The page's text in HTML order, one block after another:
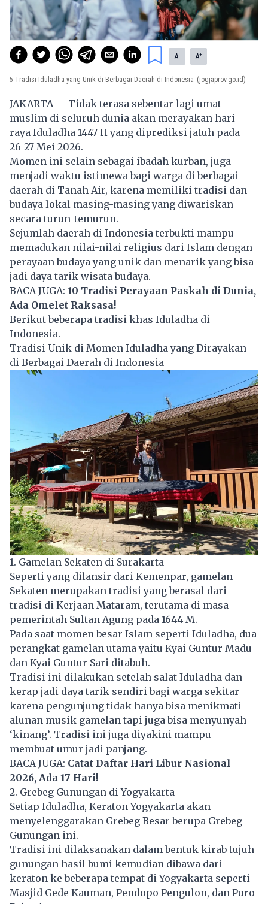
A- A+
5 Tradisi Iduladha yang Unik di Berbagai Daerah di Indonesia (jogjaprov.go.id)
JAKARTA — Tidak terasa sebentar lagi umat
muslim di seluruh dunia akan merayakan hari
raya Iduladha 1447 H yang diprediksi jatuh pada
26-27 Mei 2026.
Momen ini selain sebagai ibadah kurban, juga
menjadi waktu istimewa bagi warga di berbagai
daerah di Tanah Air, karena memiliki tradisi dan
budaya lokal masing-masing yang diwariskan
secara turun-temurun.
Sejumlah daerah di Indonesia terbukti mampu
memadukan nilai-nilai religius dari Islam dengan
perayaan budaya yang unik dan menarik yang bisa
jadi daya tarik wisata budaya.
BACA JUGA: 10 Tradisi Perayaan Paskah di Dunia,
Ada Omelet Raksasa!
Berikut beberapa tradisi khas Iduladha di
Indonesia.
Tradisi Unik di Momen Iduladha yang Dirayakan
di Berbagai Daerah di Indonesia
1. Gamelan Sekaten di Surakarta
Seperti yang dilansir dari Kemenpar, gamelan
Sekaten merupakan tradisi yang berasal dari
tradisi di Kerjaan Mataram, terutama di masa
pemerintah Sultan Agung pada 1644 M.
Pada saat momen besar Islam seperti Iduladha, dua
perangkat gamelan utama yaitu Kyai Guntur Madu
dan Kyai Guntur Sari ditabuh.
Tradisi ini dilakukan setelah salat Iduladha dan
kerap jadi daya tarik sendiri bagi warga sekitar
karena pengunjung tidak hanya bisa menikmati
alunan musik gamelan tapi juga bisa menyunyah
‘kinang’. Tradisi ini juga diyakini mampu
membuat umur jadi panjang.
BACA JUGA: Catat Daftar Hari Libur Nasional
2026, Ada 17 Hari!
2. Grebeg Gunungan di Yogyakarta
Setiap Iduladha, Keraton Yogyakarta akan
menyelenggarakan Grebeg Besar berupa Grebeg
Gunungan ini.
Tradisi ini dilaksanakan dalam bentuk kirab tujuh
gunungan hasil bumi kemudian dibawa dari
keraton ke beberapa tempat di Yogyakarta seperti
Masjid Gede Kauman, Pendopo Pengulon, dan Puro